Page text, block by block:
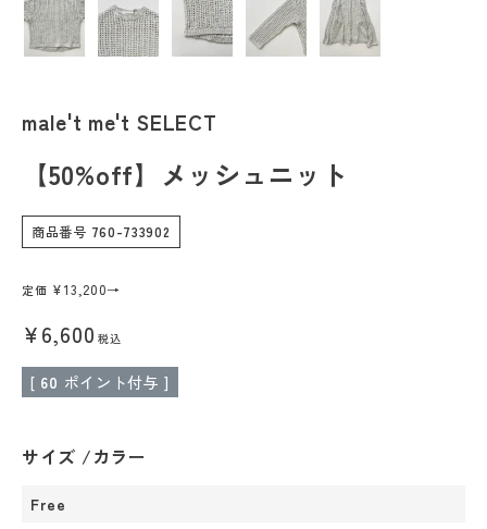
お問い合わせ
採用情報
male't me't SELECT
【50%off】メッシュニット
商品番号 760-733902
定価 ¥13,200→
¥6,600 税込
[ 60 ポイント付与 ]
サイズ カラー
Free